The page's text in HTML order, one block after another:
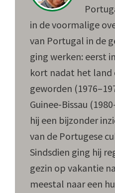
in de voormalige
van Portugal in de
ging werken: eerst
kort nadat het land
geworden
Guinee-Bissau
hij een bijzonder
van de Portugese
Sindsdien ging hij
gezin op vakantie
meestal naar een